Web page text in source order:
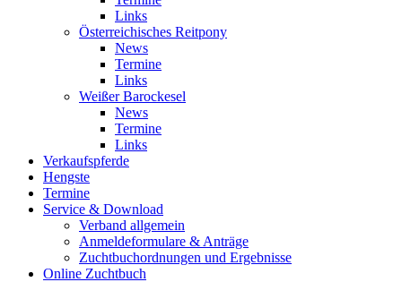
Links
Österreichisches Reitpony
News
Termine
Links
Weißer Barockesel
News
Termine
Links
Verkaufspferde
Hengste
Termine
Service & Download
Verband allgemein
Anmeldeformulare & Anträge
Zuchtbuchordnungen und Ergebnisse
Online Zuchtbuch